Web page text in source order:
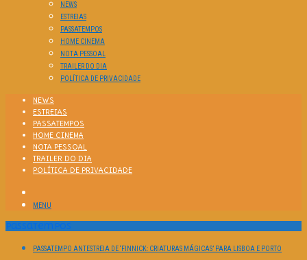
NEWS
ESTREIAS
PASSATEMPOS
HOME CINEMA
NOTA PESSOAL
TRAILER DO DIA
POLÍTICA DE PRIVACIDADE
NEWS
ESTREIAS
PASSATEMPOS
HOME CINEMA
NOTA PESSOAL
TRAILER DO DIA
POLÍTICA DE PRIVACIDADE
MENU
Passatempos
PASSATEMPO ANTESTREIA DE ‘FINNICK: CRIATURAS MÁGICAS’ PARA LISBOA E PORTO